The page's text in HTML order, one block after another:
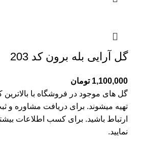
گل آرایی بله برون کد 203
1,100,000 تومان
گل های موجود در فروشگاه با
تهیه میشوند. برای دریافت مشاوره و
ارتباط باشید. برای کسب اطلاعات
نمایید.